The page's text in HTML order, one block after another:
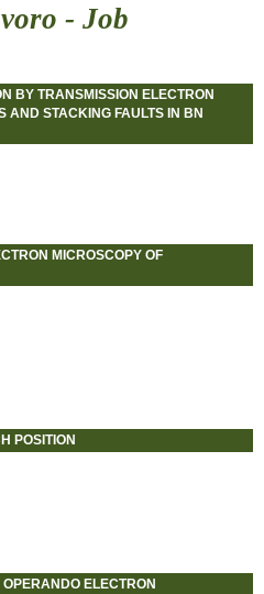
- Job
BY TRANSMISSION ELECTRON
AND STACKING FAULTS IN BN
MICROSCOPY OF
POSITION
ELECTRON